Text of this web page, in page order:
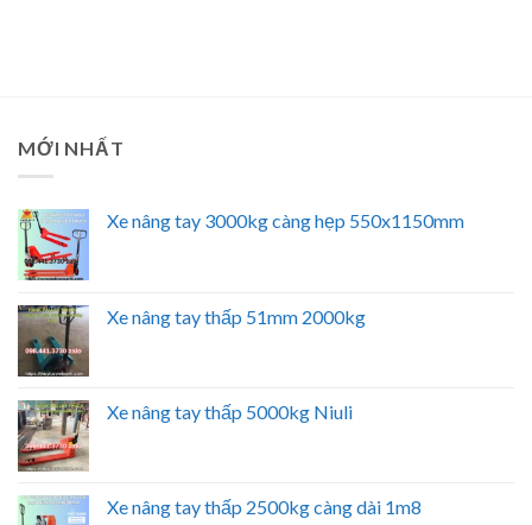
MỚI NHẤT
Xe nâng tay 3000kg càng hẹp 550x1150mm
Xe nâng tay thấp 51mm 2000kg
Xe nâng tay thấp 5000kg Niuli
Xe nâng tay thấp 2500kg càng dài 1m8